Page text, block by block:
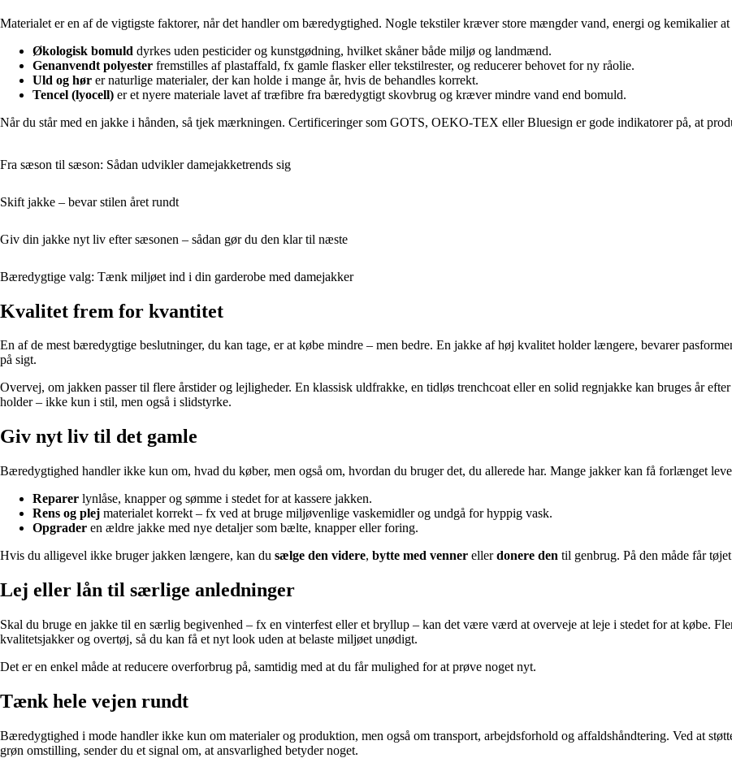
Materialet er en af de vigtigste faktorer, når det handler om bæredygtighed. Nogle tekstiler kræver store mængder vand, energi og kemikalier
Økologisk bomuld dyrkes uden pesticider og kunstgødning, hvilket skåner både miljø og landmænd.
Genanvendt polyester fremstilles af plastaffald, fx gamle flasker eller tekstilrester, og reducerer behovet for ny råolie.
Uld og hør er naturlige materialer, der kan holde i mange år, hvis de behandles korrekt.
Tencel (lyocell) er et nyere materiale lavet af træfibre fra bæredygtigt skovbrug og kræver mindre vand end bomuld.
Når du står med en jakke i hånden, så tjek mærkningen. Certificeringer som GOTS, OEKO-TEX eller Bluesign er gode indikatorer på, at
Fra sæson til sæson: Sådan udvikler damejakketrends sig
Skift jakke – bevar stilen året rundt
Giv din jakke nyt liv efter sæsonen – sådan gør du den klar til næste
Bæredygtige valg: Tænk miljøet ind i din garderobe med damejakker
Kvalitet frem for kvantitet
En af de mest bæredygtige beslutninger, du kan tage, er at købe mindre – men bedre. En jakke af høj kvalitet holder længere, bevarer
på sigt.
Overvej, om jakken passer til flere årstider og lejligheder. En klassisk uldfrakke, en tidløs trenchcoat eller en solid regnjakke kan bruges år
holder – ikke kun i stil, men også i slidstyrke.
Giv nyt liv til det gamle
Bæredygtighed handler ikke kun om, hvad du køber, men også om, hvordan du bruger det, du allerede har. Mange jakker kan få forlænget
Reparer lynlåse, knapper og sømme i stedet for at kassere jakken.
Rens og plej materialet korrekt – fx ved at bruge miljøvenlige vaskemidler og undgå for hyppig vask.
Opgrader en ældre jakke med nye detaljer som bælte, knapper eller foring.
Hvis du alligevel ikke bruger jakken længere, kan du sælge den videre, bytte med venner ellerdonere den til genbrug. På den måde får
Lej eller lån til særlige anledninger
Skal du bruge en jakke til en særlig begivenhed – fx en vinterfest eller et bryllup – kan det være værd at overveje at leje i stedet for at købe.
kvalitetsjakker og overtøj, så du kan få et nyt look uden at belaste miljøet unødigt.
Det er en enkel måde at reducere overforbrug på, samtidig med at du får mulighed for at prøve noget nyt.
Tænk hele vejen rundt
Bæredygtighed i mode handler ikke kun om materialer og produktion, men også om transport, arbejdsforhold og affaldshåndtering. Ved at
grøn omstilling, sender du et signal om, at ansvarlighed betyder noget.